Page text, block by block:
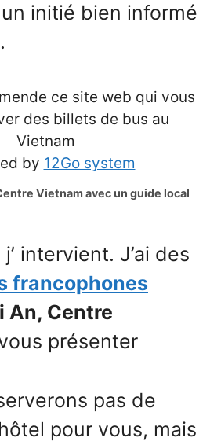
initié bien informé
ce site web qui vous
des billets de bus au
Vietnam
by 12Go system
Vietnam avec un guide local
j’ intervient. J’ai des
francophones
An, Centre
présenter
pas de
pour vous, mais